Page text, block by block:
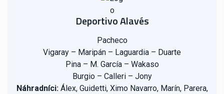
Deportivo Alavés
Pacheco
Vigaray – Maripán – Laguardia – Duarte
Pina – M. García – Wakaso
Burgio – Calleri – Jony
Náhradníci:Álex, Guidetti, Ximo Navarro, Marín, Parera,